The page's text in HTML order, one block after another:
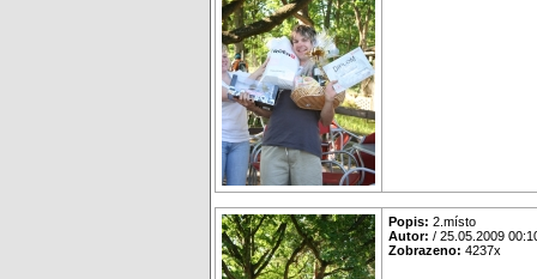
Popis: 2.místo
Autor: / 25.05.2009
Zobrazeno: 4237x